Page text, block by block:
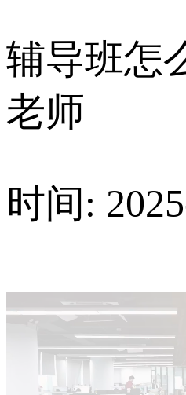
辅导班怎
老师
时间: